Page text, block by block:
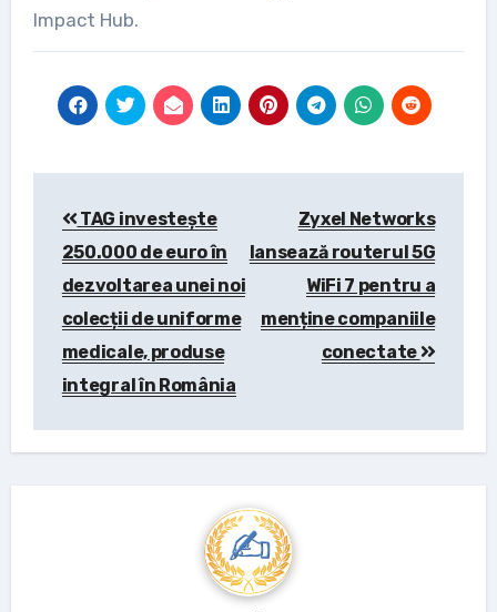
Impact Hub.
navigation
TAG investește
250.000 de euro în
dezvoltarea unei noi
colecții de uniforme
medicale, produse
integral în România
Zyxel Networks
lansează routerul 5G
WiFi 7 pentru a
menține companiile
conectate